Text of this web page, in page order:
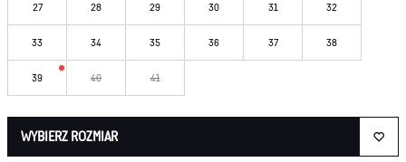
27 28 29 30 31 32
33 34 35 36 37 38
39 40 41
WYBIERZ ROZMIAR